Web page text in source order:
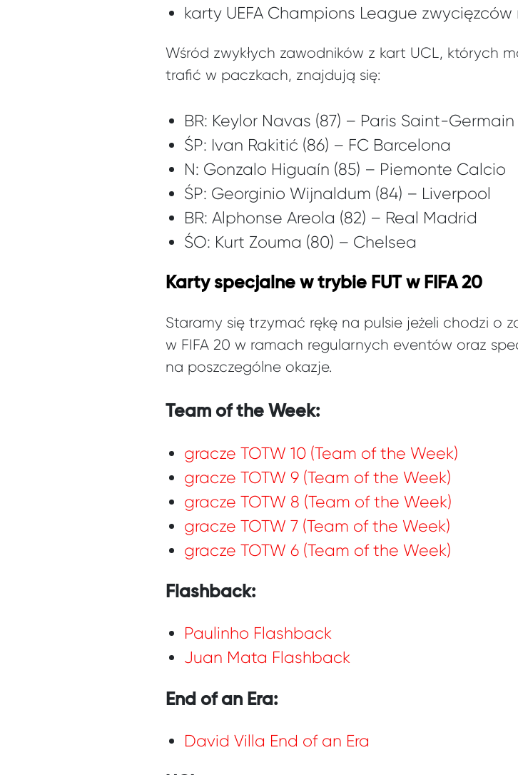
karty UEFA Champions League zwycięzców
Wśród zwykłych zawodników z kart UCL, których
trafić w paczkach, znajdują się:
BR: Keylor Navas (87) – Paris Saint-Germain
ŚP: Ivan Rakitić (86) – FC Barcelona
N: Gonzalo Higuaín (85) – Piemonte Calcio
ŚP: Georginio Wijnaldum (84) – Liverpool
BR: Alphonse Areola (82) – Real Madrid
ŚO: Kurt Zouma (80) – Chelsea
Karty specjalne w trybie FUT w FIFA 20
Staramy się trzymać rękę na pulsie jeżeli chodzi o
w FIFA 20 w ramach regularnych eventów oraz
na poszczególne okazje.
Team of the Week:
gracze TOTW 10 (Team of the Week)
gracze TOTW 9 (Team of the Week)
gracze TOTW 8 (Team of the Week)
gracze TOTW 7 (Team of the Week)
gracze TOTW 6 (Team of the Week)
Flashback:
Paulinho Flashback
Juan Mata Flashback
End of an Era:
David Villa End of an Era